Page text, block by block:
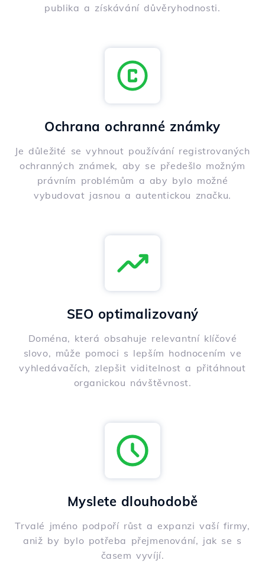
publika a získávání důvěryhodnosti.
Ochrana ochranné známky
Je důležité se vyhnout používání registrovaných
ochranných známek, aby se předešlo možným
právním problémům a aby bylo možné
vybudovat jasnou a autentickou značku.
SEO optimalizovaný
Doména, která obsahuje relevantní klíčové
slovo, může pomoci s lepším hodnocením ve
vyhledávačích, zlepšit viditelnost a přitáhnout
organickou návštěvnost.
Myslete dlouhodobě
Trvalé jméno podpoří růst a expanzi vaší firmy,
aniž by bylo potřeba přejmenování, jak se s
časem vyvíjí.